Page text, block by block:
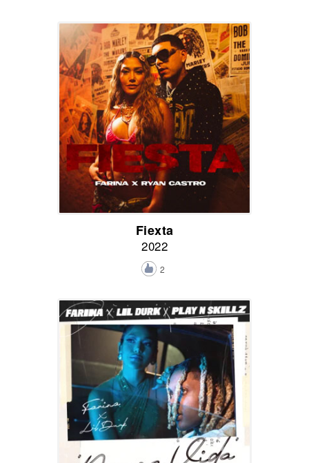
Fiexta
2022
2